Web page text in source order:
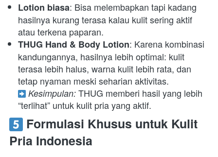
Lotion biasa: Bisa melembapkan tapi kadang
hasilnya kurang terasa kalau kulit sering aktif
atau terkena paparan.
THUG Hand & Body Lotion: Karena kombinasi
kandungannya, hasilnya lebih optimal: kulit
terasa lebih halus, warna kulit lebih rata, dan
Kesimpulan: THUG memberi hasil yang lebih
“terlihat” untuk kulit pria yang aktif.
Formulasi Khusus untuk Kulit
Pria Indonesia